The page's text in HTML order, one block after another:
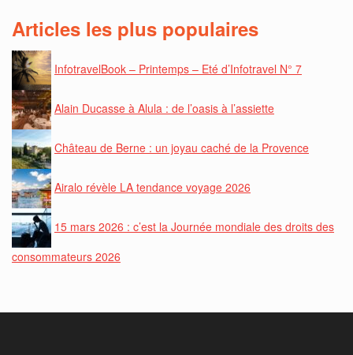
Articles les plus populaires
InfotravelBook – Printemps – Eté d’Infotravel N° 7
Alain Ducasse à Alula : de l’oasis à l’assiette
Château de Berne : un joyau caché de la Provence
Airalo révèle LA tendance voyage 2026
15 mars 2026 : c’est la Journée mondiale des droits des
consommateurs 2026